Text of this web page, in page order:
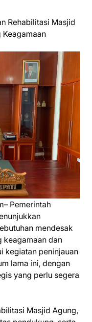
Rehabilitasi Masjid
Keagamaan
Pemerintah
mendesak
keagamaan dan
kegiatan peninjauan
lama ini, dengan
yang perlu segera
Masjid Agung,